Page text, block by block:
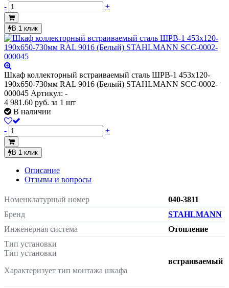
- +
В 1 клик
Шкаф коллекторный встраиваемый сталь ШРВ-1 453х120-
190х650-730мм RAL 9016 (Белый) STAHLMANN SCC-0002-
000045 Артикул: -
4 981.60 руб. за 1 шт
В наличии
- +
В 1 клик
Описание
Отзывы и вопросы
Номенклатурный номер
040-3811
Бренд
STAHLMANN
Инженерная система
Отопление
Тип установки
Тип установки
Характеризует тип монтажа шкафа
встраиваемый